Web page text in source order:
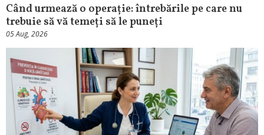
Când urmează o operație: întrebările pe care nu
trebuie să vă temeți să le puneți
05 Aug, 2026